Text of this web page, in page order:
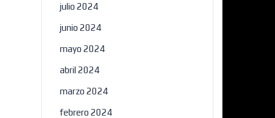
julio 2024
junio 2024
mayo 2024
abril 2024
marzo 2024
febrero 2024